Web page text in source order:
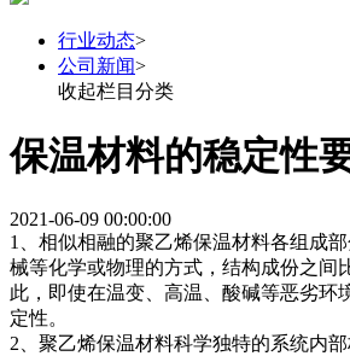
行业动态>
公司新闻>
收起栏目分类
保温材料的稳定性
2021-06-09 00:00:00
1、相似相融的聚乙烯保温材料各组成
械等化学或物理的方式，结构成份之间
此，即使在温变、高温、酸碱等恶劣环
定性。
2、聚乙烯保温材料科学独特的系统内